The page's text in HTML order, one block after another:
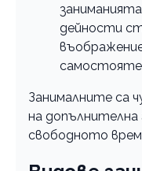
дейности
Занималните са
на
свободното